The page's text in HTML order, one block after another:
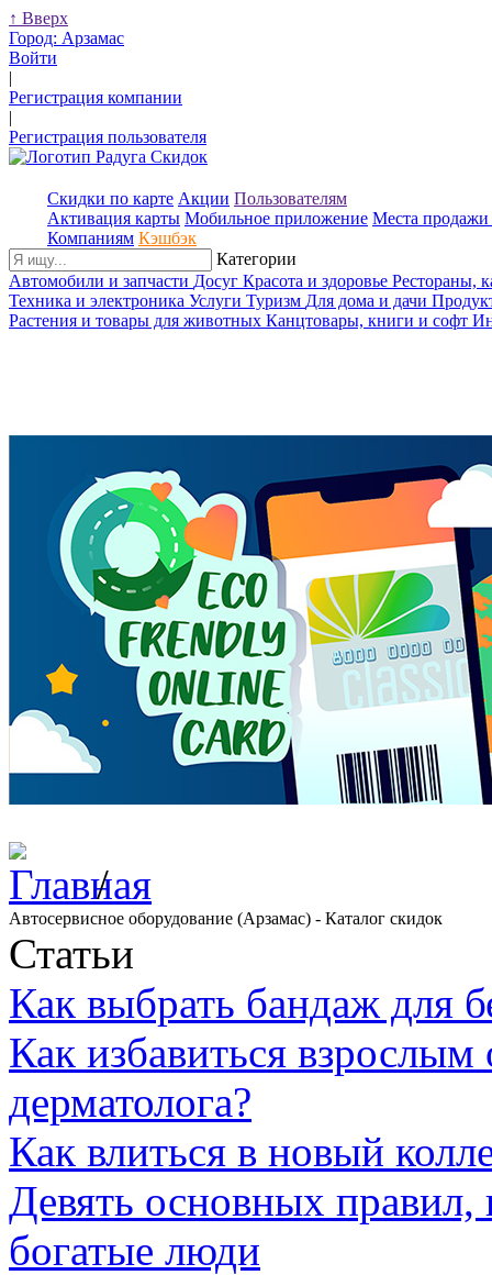
↑ Вверх
Город: Арзамас
Войти
|
Регистрация компании
|
Регистрация пользователя
Скидки по карте Акции Пользователям
Активация карты Мобильное приложение Места продажи
Компаниям Кэшбэк
Категории
Автомобили и запчасти Досуг Красота и здоровье Рестораны,
Техника и электроника Услуги Туризм Для дома и дачи
Растения и товары для животных Канцтовары, книги и софт
/
Автосервисное оборудование (Арзамас) - Каталог скидок
Статьи
Как выбрать бандаж для
Как избавиться
дерматолога?
Как влиться в новый
Девять основных
богатые люди